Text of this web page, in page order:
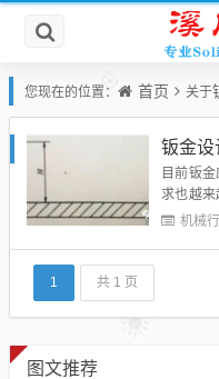
您现在的位置： 首页 关于
目前钣
求也越来
希望对
机械
1 共 1 页
图文推荐